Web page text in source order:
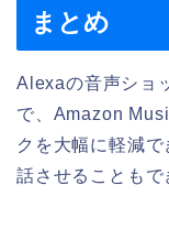
まとめ
Alexaの音声ショ
で、Amazon
クを大幅に軽減
話させることもで